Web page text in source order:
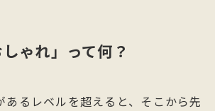
ゃれ」って何？
あるレベルを超えると、そこから先